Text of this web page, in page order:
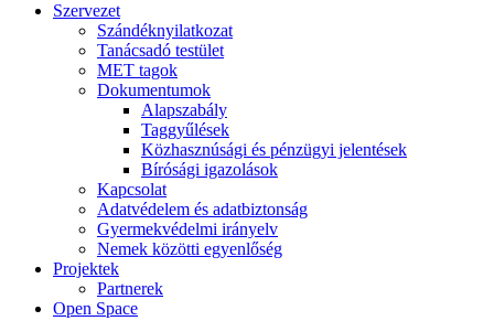
Szervezet
Szándéknyilatkozat
Tanácsadó testület
MET tagok
Dokumentumok
Alapszabály
Taggyűlések
Közhasznúsági és pénzügyi jelentések
Bírósági igazolások
Kapcsolat
Adatvédelem és adatbiztonság
Gyermekvédelmi irányelv
Nemek közötti egyenlőség
Projektek
Partnerek
Open Space